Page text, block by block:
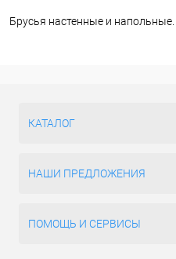
Брусья настенные и напольные.
КАТАЛОГ
НАШИ ПРЕДЛОЖЕНИЯ
ПОМОЩЬ И СЕРВИСЫ